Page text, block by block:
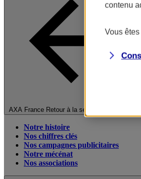
AXA France Retour à la section précédente
Notre histoire
Nos chiffres clés
Nos campagnes publicitaires
Notre mécénat
Nos associations
contenu
Vous